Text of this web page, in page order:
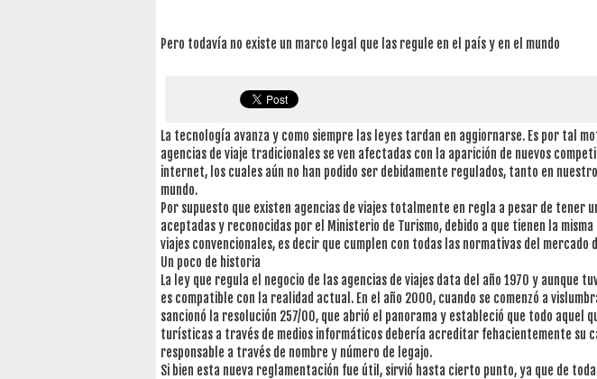
Pero todavía no existe un marco legal que las regule en el país y en el mundo
La tecnología avanza y como siempre las leyes tardan en aggiornarse. Es por tal
agencias de viaje tradicionales se ven afectadas con la aparición de nuevos
internet, los cuales aún no han podido ser debidamente regulados, tanto en
mundo.
Por supuesto que existen agencias de viajes totalmente en regla a pesar de tener
aceptadas y reconocidas por el Ministerio de Turismo, debido a que tienen la
viajes convencionales, es decir que cumplen con todas las normativas del mercado
Un poco de historia
La ley que regula el negocio de las agencias de viajes data del año 1970 y aunque
es compatible con la realidad actual. En el año 2000, cuando se comenzó a
sancionó la resolución 257/00, que abrió el panorama y estableció que todo aquel
turísticas a través de medios informáticos debería acreditar fehacientemente su
responsable a través de nombre y número de legajo.
Si bien esta nueva reglamentación fue útil, sirvió hasta cierto punto, ya que de